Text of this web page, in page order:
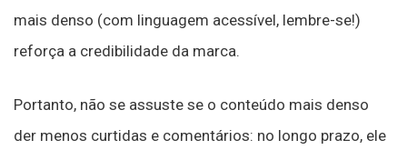
mais denso (com linguagem acessível, lembre-se!)
reforça a credibilidade da marca.
Portanto, não se assuste se o conteúdo mais denso
der menos curtidas e comentários: no longo prazo, ele